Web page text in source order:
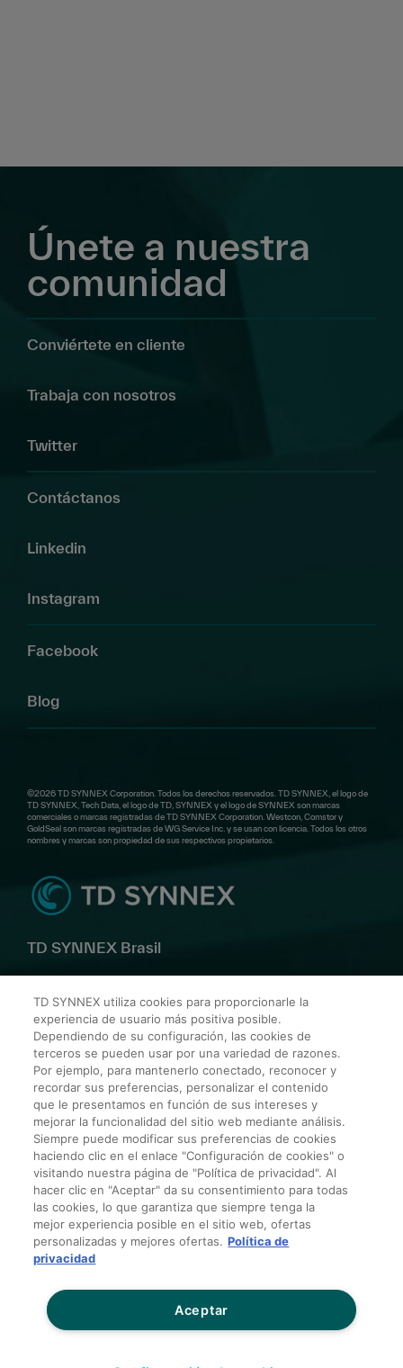
Únete a nuestra
comunidad
Conviértete en cliente
Trabaja con nosotros
Twitter
Contáctanos
Linkedin
Instagram
Facebook
Blog
©2026 TD SYNNEX Corporation. Todos los derechos reservados. TD SYNNEX, el logo de
TD SYNNEX, Tech Data, el logo de TD, SYNNEX y el logo de SYNNEX son marcas
comerciales o marcas registradas de TD SYNNEX Corporation. Westcon, Comstor y
GoldSeal son marcas registradas de WG Service Inc. y se usan con licencia. Todos los otros
nombres y marcas son propiedad de sus respectivos propietarios.
TD SYNNEX Brasil
Av. Alfredo Egídio de Souza Aranha, 100 Bl B 10º andar –
Zip Code: 04726-170
Rua Victor Civita, 66 – Edif 5 , sala 302 – Barra da Tijuca
– Zip Code: 22.775-044
¡Contáctanos hoy!
Política de Privacidad para Terceros
Términos y Condiciones Generales de Venta
Condiciones de Tarjeta de Crédito
Sitios globales
No compartir mis datos personales
Transparencia salarial
TD SYNNEX utiliza cookies para proporcionarle la
experiencia de usuario más positiva posible.
Dependiendo de su configuración, las cookies de
terceros se pueden usar por una variedad de razones.
Por ejemplo, para mantenerlo conectado, reconocer y
recordar sus preferencias, personalizar el contenido
que le presentamos en función de sus intereses y
mejorar la funcionalidad del sitio web mediante análisis.
Siempre puede modificar sus preferencias de cookies
haciendo clic en el enlace "Configuración de cookies" o
visitando nuestra página de "Política de privacidad". Al
hacer clic en "Aceptar" da su consentimiento para todas
las cookies, lo que garantiza que siempre tenga la
mejor experiencia posible en el sitio web, ofertas
personalizadas y mejores ofertas. Política de
privacidad
Aceptar